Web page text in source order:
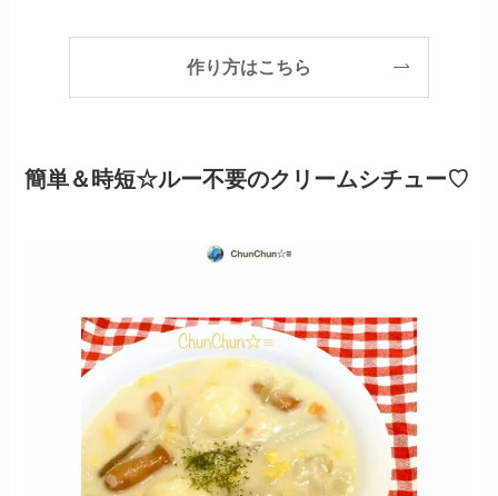
作り方はこちら
簡単＆時短☆ルー不要のクリームシチュー♡